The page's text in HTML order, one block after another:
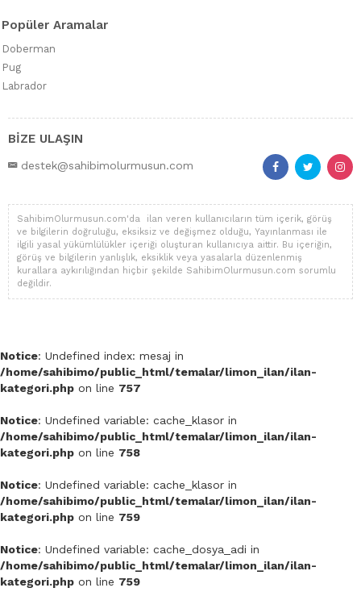
Popüler Aramalar
Doberman
Pug
Labrador
BİZE ULAŞIN
destek@sahibimolurmusun.com
SahibimOlurmusun.com'da ilan veren kullanıcıların tüm içerik, görüş
ve bilgilerin doğruluğu, eksiksiz ve değişmez olduğu, Yayınlanması ile
ilgili yasal yükümlülükler içeriği oluşturan kullanıcıya aittir. Bu içeriğin,
görüş ve bilgilerin yanlışlık, eksiklik veya yasalarla düzenlenmiş
kurallara aykırılığından hiçbir şekilde SahibimOlurmusun.com sorumlu
değildir.
Notice: Undefined index: mesaj in
/home/sahibimo/public_html/temalar/limon_ilan/ilan-
kategori.php on line 757
Notice: Undefined variable: cache_klasor in
/home/sahibimo/public_html/temalar/limon_ilan/ilan-
kategori.php on line 758
Notice: Undefined variable: cache_klasor in
/home/sahibimo/public_html/temalar/limon_ilan/ilan-
kategori.php on line 759
Notice: Undefined variable: cache_dosya_adi in
/home/sahibimo/public_html/temalar/limon_ilan/ilan-
kategori.php on line 759